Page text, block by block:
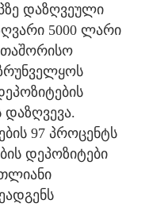
დაზღვეული
5000 ლარი
97 პროცენტს
დეპოზიტები